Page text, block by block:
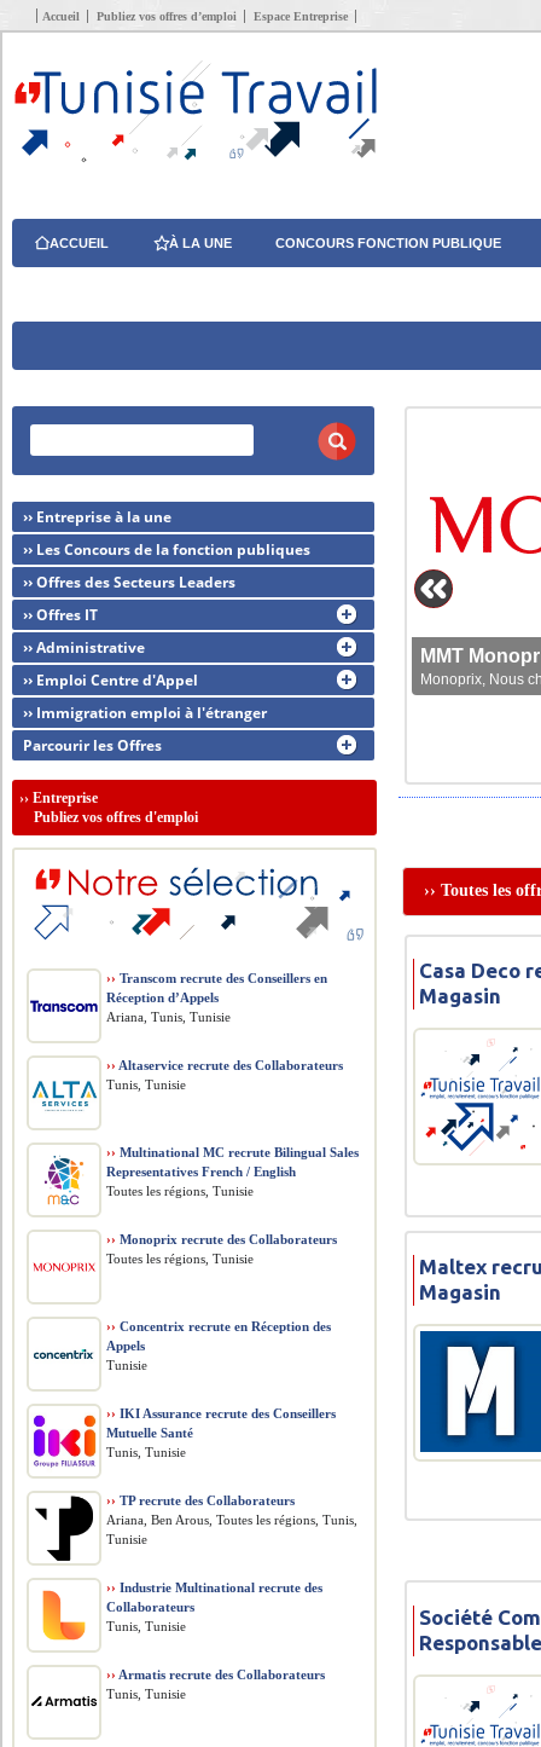
Accueil Publiez vos offres d’emploi Espace Entreprise
ACCUEIL À LA UNE CONCOURS FONCTION PUBLIQUE
MMT
Monoprix, Nous
›› Toutes les
Casa Deco
Magasin
Maltex
Magasin
Société
›› Entreprise à la une
›› Les Concours de la fonction publiques
›› Offres des Secteurs Leaders
›› Offres IT
›› Administrative
›› Emploi Centre d'Appel
›› Immigration emploi à l'étranger
Parcourir les Offres
››Entreprise
Publiez vos offres d'emploi
›› Transcom recrute des Conseillers en
Réception d’Appels
Ariana, Tunis, Tunisie
›› Altaservice recrute des Collaborateurs
Tunis, Tunisie
›› Multinational MC recrute Bilingual Sales
Representatives French / English
Toutes les régions, Tunisie
›› Monoprix recrute des Collaborateurs
Toutes les régions, Tunisie
›› Concentrix recrute en Réception des
Appels
Tunisie
›› IKI Assurance recrute des Conseillers
Mutuelle Santé
Tunis, Tunisie
›› TP recrute des Collaborateurs
Ariana, Ben Arous, Toutes les régions, Tunis,
Tunisie
›› Industrie Multinational recrute des
Collaborateurs
Tunis, Tunisie
›› Armatis recrute des Collaborateurs
Tunis, Tunisie